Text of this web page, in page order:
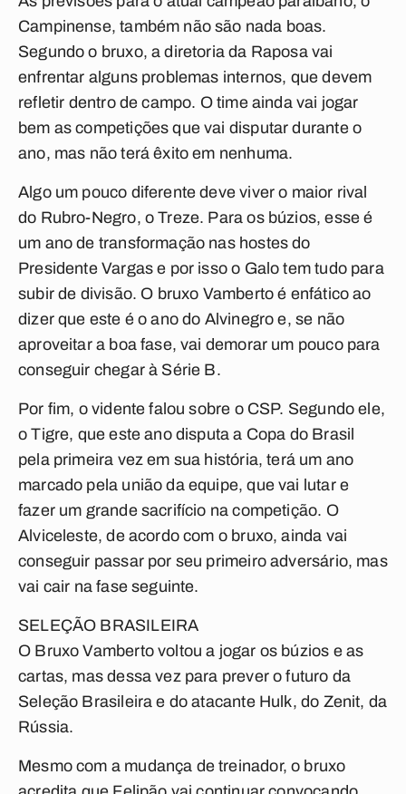
Campinense, também não são nada boas.
Segundo o bruxo, a diretoria da Raposa vai
enfrentar alguns problemas internos, que devem
refletir dentro de campo. O time ainda vai jogar
bem as competições que vai disputar durante o
ano, mas não terá êxito em nenhuma.
Algo um pouco diferente deve viver o maior rival
do Rubro-Negro, o Treze. Para os búzios, esse é
um ano de transformação nas hostes do
Presidente Vargas e por isso o Galo tem tudo para
subir de divisão. O bruxo Vamberto é enfático ao
dizer que este é o ano do Alvinegro e, se não
aproveitar a boa fase, vai demorar um pouco para
conseguir chegar à Série B.
Por fim, o vidente falou sobre o CSP. Segundo ele,
o Tigre, que este ano disputa a Copa do Brasil
pela primeira vez em sua história, terá um ano
marcado pela união da equipe, que vai lutar e
fazer um grande sacrifício na competição. O
Alviceleste, de acordo com o bruxo, ainda vai
conseguir passar por seu primeiro adversário, mas
vai cair na fase seguinte.
SELEÇÃO BRASILEIRA
O Bruxo Vamberto voltou a jogar os búzios e as
cartas, mas dessa vez para prever o futuro da
Seleção Brasileira e do atacante Hulk, do Zenit, da
Rússia.
Mesmo com a mudança de treinador, o bruxo